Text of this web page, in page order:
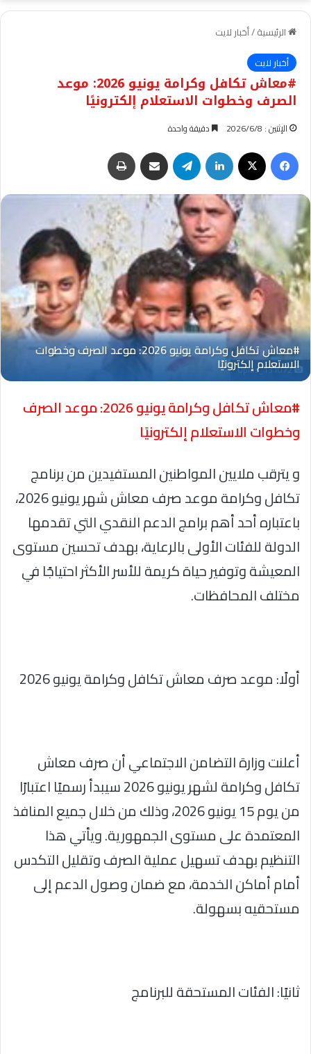
الرئيسية/أخبار لايت
أخبار لايت
#معاش تكافل وكرامة يونيو 2026: موعد
الصرف وخطوات الاستعلام إلكترونيًا
الإثنين : 2026/6/8 دقيقة واحدة
فيسبوك لينكدإن تيلقرام مشاركة عبر البريد
Oplus_131072
#معاش تكافل وكرامة يونيو 2026: موعد الصرف
وخطوات الاستعلام إلكترونيًا
و يترقب ملايين المواطنين المستفيدين من برنامج
تكافل وكرامة موعد صرف معاش شهر يونيو 2026،
باعتباره أحد أهم برامج الدعم النقدي التي تقدمها
الدولة للفئات الأولى بالرعاية، بهدف تحسين مستوى
المعيشة وتوفير حياة كريمة للأسر الأكثر احتياجًا في
مختلف المحافظات.
أولًا: موعد صرف معاش تكافل وكرامة يونيو 2026
أعلنت وزارة التضامن الاجتماعي أن صرف معاش
تكافل وكرامة لشهر يونيو 2026 سيبدأ رسميًا اعتبارًا
من يوم 15 يونيو 2026، وذلك من خلال جميع المنافذ
المعتمدة على مستوى الجمهورية. ويأتي هذا
التنظيم بهدف تسهيل عملية الصرف وتقليل التكدس
أمام أماكن الخدمة، مع ضمان وصول الدعم إلى
مستحقيه بسهولة.
ثانيًا: الفئات المستحقة للبرنامج